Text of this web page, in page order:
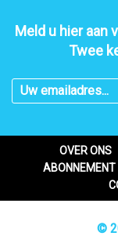
Meld u hier aan
Twee
OVER ONS
ABONNEMENT
©